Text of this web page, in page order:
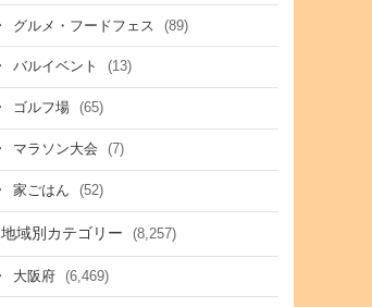
グルメ・フードフェス (89)
バルイベント (13)
ゴルフ場 (65)
マラソン大会 (7)
家ごはん (52)
地域別カテゴリー (8,257)
大阪府 (6,469)